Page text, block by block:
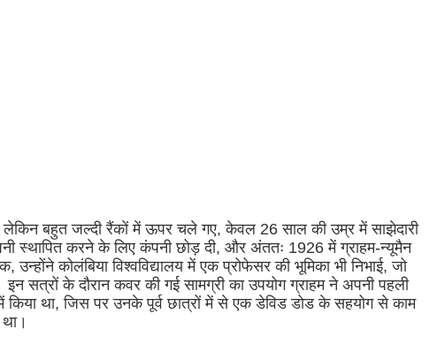
बहुत जल्दी रैंकों में ऊपर चले गए, केवल 26 साल की उम्र में साझेदारी
स्थापित करने के लिए कंपनी छोड़ दी, और अंततः 1926 में ग्राहम-न्यूमैन
कोलंबिया विश्वविद्यालय में एक प्रोफेसर की भूमिका भी निभाई, जो
सत्रों के दौरान कवर की गई सामग्री का उपयोग ग्राहम ने अपनी पहली
किया था, जिस पर उनके पूर्व छात्रों में से एक डेविड डोड के सहयोग से काम